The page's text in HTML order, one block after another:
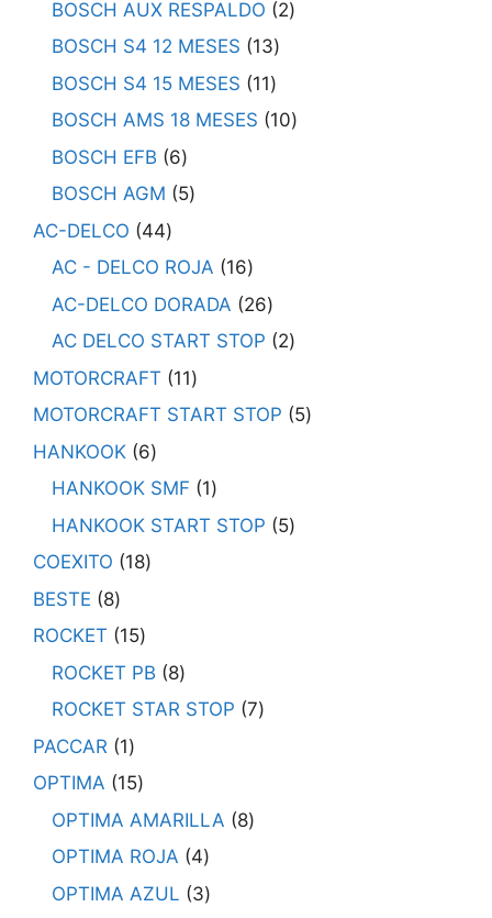
BOSCH AUX RESPALDO
2
BOSCH S4 12 MESES
13
BOSCH S4 15 MESES
11
BOSCH AMS 18 MESES
10
BOSCH EFB
6
BOSCH AGM
5
AC-DELCO
44
AC - DELCO ROJA
16
AC-DELCO DORADA
26
AC DELCO START STOP
2
MOTORCRAFT
11
MOTORCRAFT START STOP
5
HANKOOK 6
HANKOOK SMF
1
HANKOOK START STOP
5
COEXITO
18
BESTE
8
ROCKET
15
ROCKET PB
8
ROCKET STAR STOP 7
PACCAR
1
OPTIMA
15
OPTIMA AMARILLA
8
OPTIMA ROJA
4
OPTIMA AZUL
3